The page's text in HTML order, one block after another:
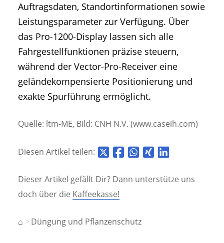
Auftragsdaten, Standortinformationen sowie
Leistungsparameter zur Verfügung. Über
das Pro-1200-Display lassen sich alle
Fahrgestellfunktionen präzise steuern,
während der Vector-Pro-Receiver eine
geländekompensierte Positionierung und
exakte Spurführung ermöglicht.
Quelle: ltm-ME, Bild: CNH N.V. (www.caseih.com)
Diesen Artikel teilen:
Dieser Artikel gefällt Dir? Dann unterstütze uns
doch über die Kaffeekasse!
⌂ Düngung und Pflanzenschutz